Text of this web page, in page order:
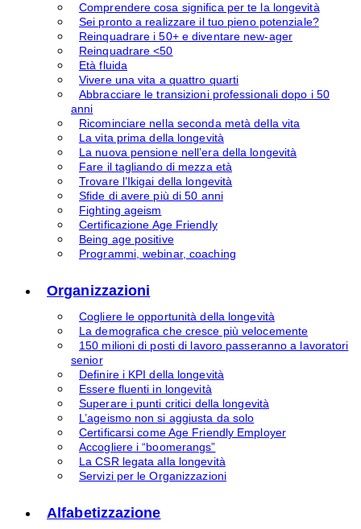
Comprendere cosa significa per te la longevità
Sei pronto a realizzare il tuo pieno potenziale?
Reinquadrare i 50+ e diventare new-ager
Reinquadrare <50
Età fluida
Vivere una vita a quattro quarti
Abbracciare le transizioni professionali dopo i 50
anni
Ricominciare nella seconda metà della vita
La vita prima della longevità
La nuova pensione nell’era della longevità
Fare il tagliando di mezza età
Trovare l’Ikigai della longevità
Sfide di avere più di 50 anni
Fighting ageism
Certificazione Age Friendly
Being age positive
Programmi, webinar, coaching
Organizzazioni
Cogliere le opportunità della longevità
La demografica che cresce più velocemente
150 milioni di posti di lavoro passeranno a lavoratori
senior
Definire i KPI della longevità
Essere fluenti in longevità
Superare i punti critici della longevità
L’ageismo non si aggiusta da solo
Certificarsi come Age Friendly Employer
Accogliere i “boomerangs”
La CSR legata alla longevità
Servizi per le Organizzazioni
Alfabetizzazione